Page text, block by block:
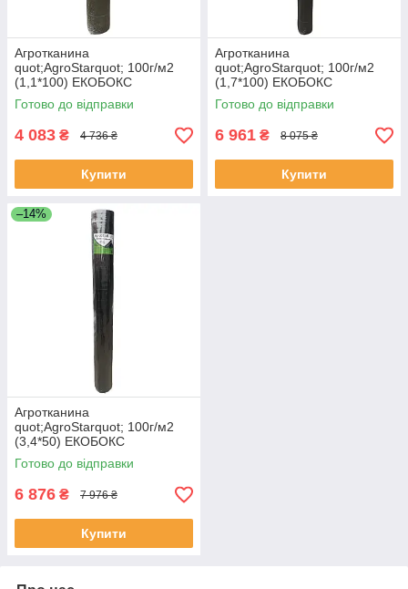
Агротканина
quot;AgroStarquot; 100г/м2
(1,1*100) ЕКОБОКС
Готово до відправки
4 083 ₴ 4 736 ₴
Купити
Агротканина
quot;AgroStarquot; 100г/м2
(1,7*100) ЕКОБОКС
Готово до відправки
6 961 ₴ 8 075 ₴
Купити
–14%
Агротканина
quot;AgroStarquot; 100г/м2
(3,4*50) ЕКОБОКС
Готово до відправки
6 876 ₴ 7 976 ₴
Купити